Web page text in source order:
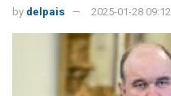
by delpais 2025-01-28